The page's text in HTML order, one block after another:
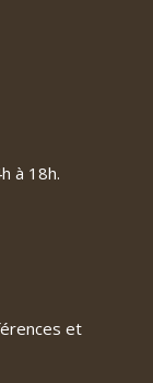
à 18h.
et